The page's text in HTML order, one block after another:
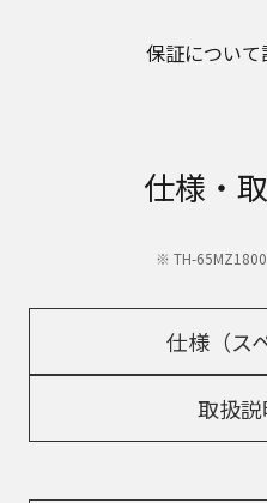
保証について
仕様・
※ TH-
仕様（ス
取扱